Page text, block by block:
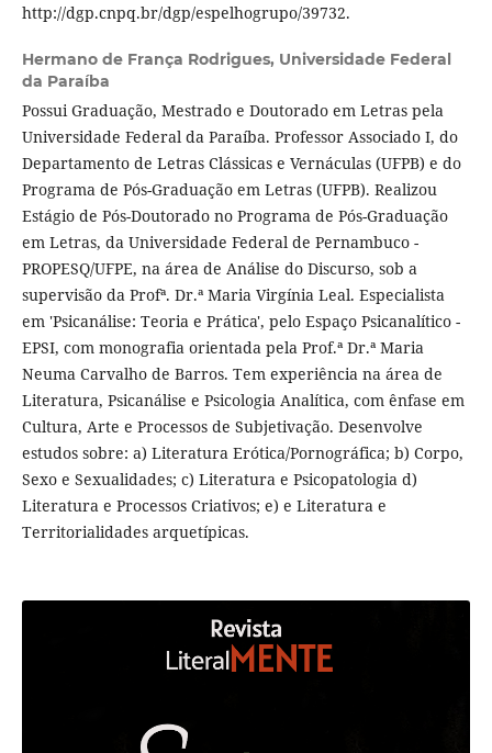
http://dgp.cnpq.br/dgp/espelhogrupo/39732.
Hermano de França Rodrigues, Universidade Federal
da Paraíba
Possui Graduação, Mestrado e Doutorado em Letras pela
Universidade Federal da Paraíba. Professor Associado I, do
Departamento de Letras Clássicas e Vernáculas (UFPB) e do
Programa de Pós-Graduação em Letras (UFPB). Realizou
Estágio de Pós-Doutorado no Programa de Pós-Graduação
em Letras, da Universidade Federal de Pernambuco -
PROPESQ/UFPE, na área de Análise do Discurso, sob a
supervisão da Profª. Dr.ª Maria Virgínia Leal. Especialista
em 'Psicanálise: Teoria e Prática', pelo Espaço Psicanalítico -
EPSI, com monografia orientada pela Prof.ª Dr.ª Maria
Neuma Carvalho de Barros. Tem experiência na área de
Literatura, Psicanálise e Psicologia Analítica, com ênfase em
Cultura, Arte e Processos de Subjetivação. Desenvolve
estudos sobre: a) Literatura Erótica/Pornográfica; b) Corpo,
Sexo e Sexualidades; c) Literatura e Psicopatologia d)
Literatura e Processos Criativos; e) e Literatura e
Territorialidades arquetípicas.